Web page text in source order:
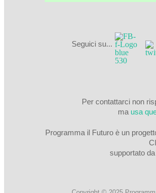
Seguici su...
Per contattarci non
ma usa
Programma il Futuro è un
supportato